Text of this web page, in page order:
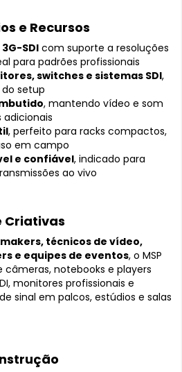
e Recursos
SDI com suporte a resoluções
para padrões profissionais
switches e sistemas SDI,
setup
, mantendo vídeo e som
adicionais
, perfeito para racks compactos,
em campo
e confiável, indicado para
ao vivo
Criativas
técnicos de vídeo,
e equipes de eventos, o MSP
notebooks e players
monitores profissionais e
sinal em palcos, estúdios e salas